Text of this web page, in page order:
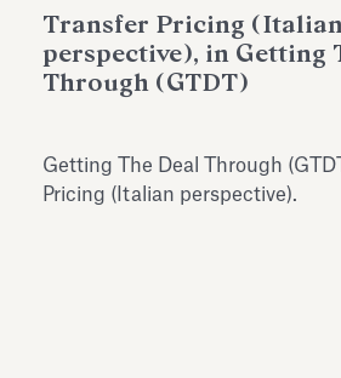
mostra Marmora Romana
ampliando gli spazi espositivi
Transfer Pricing
perspective), in Getting
Through (GTDT)
Getting The Deal Through
Pricing (Italian perspective).